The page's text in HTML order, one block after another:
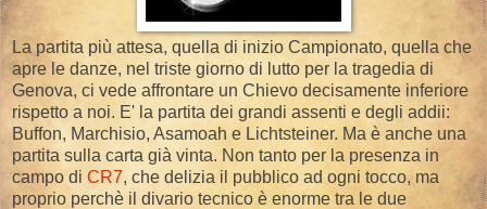
La partita più attesa, quella di inizio Campionato, quella che
apre le danze, nel triste giorno di lutto per la tragedia di
Genova, ci vede affrontare un Chievo decisamente inferiore
rispetto a noi. E' la partita dei grandi assenti e degli addii:
Buffon, Marchisio, Asamoah e Lichtsteiner. Ma è anche una
partita sulla carta già vinta. Non tanto per la presenza in
campo di CR7, che delizia il pubblico ad ogni tocco, ma
proprio perchè il divario tecnico è enorme tra le due